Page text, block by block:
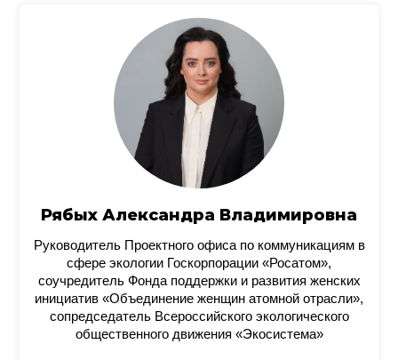
Рябых Александра Владимировна
Руководитель Проектного офиса по коммуникациям в
сфере экологии Госкорпорации «Росатом»,
соучредитель Фонда поддержки и развития женских
инициатив «Объединение женщин атомной отрасли»,
сопредседатель Всероссийского экологического
общественного движения «Экосистема»